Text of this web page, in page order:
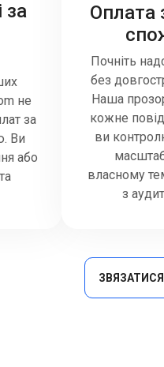
за
не
за
Ви
або
Оплата
Почніть
без
Наша
кожне
ви
власному
з